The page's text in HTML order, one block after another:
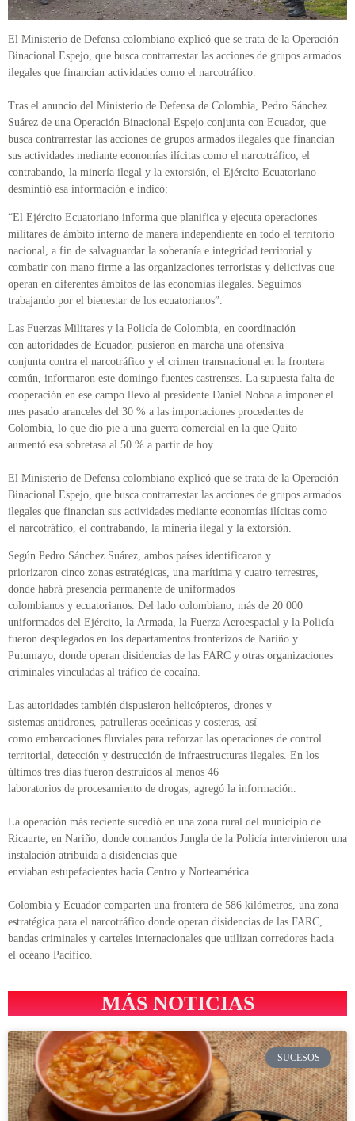
El Ministerio de Defensa colombiano explicó que se trata de la Operación
Binacional Espejo, que busca contrarrestar las acciones de grupos armados
ilegales que financian actividades como el narcotráfico.
Tras el anuncio del Ministerio de Defensa de Colombia, Pedro Sánchez
Suárez de una Operación Binacional Espejo conjunta con Ecuador, que
busca contrarrestar las acciones de grupos armados ilegales que financian
sus actividades mediante economías ilícitas como el narcotráfico, el
contrabando, la minería ilegal y la extorsión, el Ejército Ecuatoriano
desmintió esa información e indicó:
“El Ejército Ecuatoriano informa que planifica y ejecuta operaciones
militares de ámbito interno de manera independiente en todo el territorio
nacional, a fin de salvaguardar la soberanía e integridad territorial y
combatir con mano firme a las organizaciones terroristas y delictivas que
operan en diferentes ámbitos de las economías ilegales. Seguimos
trabajando por el bienestar de los ecuatorianos”.
Las Fuerzas Militares y la Policía de Colombia, en coordinación
con autoridades de Ecuador, pusieron en marcha una ofensiva
conjunta contra el narcotráfico y el crimen transnacional en la frontera
común, informaron este domingo fuentes castrenses. La supuesta falta de
cooperación en ese campo llevó al presidente Daniel Noboa a imponer el
mes pasado aranceles del 30 % a las importaciones procedentes de
Colombia, lo que dio pie a una guerra comercial en la que Quito
aumentó esa sobretasa al 50 % a partir de hoy.
El Ministerio de Defensa colombiano explicó que se trata de la Operación
Binacional Espejo, que busca contrarrestar las acciones de grupos armados
ilegales que financian sus actividades mediante economías ilícitas como
el narcotráfico, el contrabando, la minería ilegal y la extorsión.
Según Pedro Sánchez Suárez, ambos países identificaron y
priorizaron cinco zonas estratégicas, una marítima y cuatro terrestres,
donde habrá presencia permanente de uniformados
colombianos y ecuatorianos. Del lado colombiano, más de 20 000
uniformados del Ejército, la Armada, la Fuerza Aeroespacial y la Policía
fueron desplegados en los departamentos fronterizos de Nariño y
Putumayo, donde operan disidencias de las FARC y otras organizaciones
criminales vinculadas al tráfico de cocaína.
Las autoridades también dispusieron helicópteros, drones y
sistemas antidrones, patrulleras oceánicas y costeras, así
como embarcaciones fluviales para reforzar las operaciones de control
territorial, detección y destrucción de infraestructuras ilegales. En los
últimos tres días fueron destruidos al menos 46
laboratorios de procesamiento de drogas, agregó la información.
La operación más reciente sucedió en una zona rural del municipio de
Ricaurte, en Nariño, donde comandos Jungla de la Policía intervinieron una
instalación atribuida a disidencias que
enviaban estupefacientes hacia Centro y Norteamérica.
Colombia y Ecuador comparten una frontera de 586 kilómetros, una zona
estratégica para el narcotráfico donde operan disidencias de las FARC,
bandas criminales y carteles internacionales que utilizan corredores hacia
el océano Pacífico.
MÁS NOTICIAS
SUCESOS